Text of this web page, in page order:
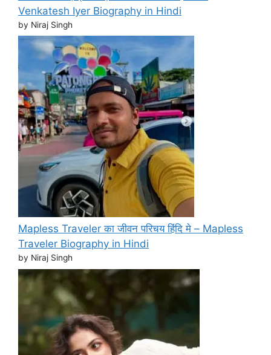
Venkatesh Iyer Biography in Hindi
by Niraj Singh
Mapless Traveler का जीवन परिचय हिंदि मे – Mapless
Traveler Biography in Hindi
by Niraj Singh